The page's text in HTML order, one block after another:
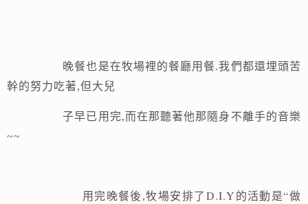
晚餐也是在牧場裡的餐廳用餐.我們都還埋頭苦
幹的努力吃著,但大兒
子早已用完,而在那聽著他那隨身不離手的音樂
~~
用完晚餐後,牧場安排了 D.I.Y 的活動是“做